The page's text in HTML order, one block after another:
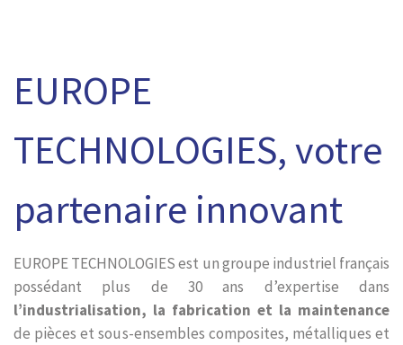
EUROPE
TECHNOLOGIES, votre
partenaire innovant
EUROPE TECHNOLOGIES est un groupe industriel français
possédant plus de 30 ans d’expertise dans
l’industrialisation, la fabrication et la maintenance
de pièces et sous-ensembles composites, métalliques et